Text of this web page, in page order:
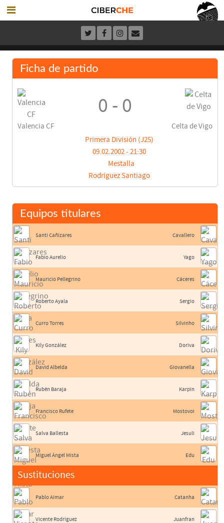
Ficha de partido
Valencia CF
0 - 0
Celta de Vigo
Primera División (J25)
09.02.2002 - 21:30
Mestalla
Rodríguez Santiago
Equipos titulares
Santi Cañizares
Fabio Aurelio
Mauricio Pellegrino
Roberto Ayala
Curro Torres
Kily González
David Albelda
Rubén Baraja
Francisco Rufete
Salva Ballesta
Miguel Ángel Mista
Sustituciones
Pablo Aimar
Vicente Rodríguez
Cavallero
Yago
Cáceres
Sergio
Silvinho
Doriva
Giovanella
Karpin
Mostovoi
Jesuli
Edu
Catanha
Juanfran